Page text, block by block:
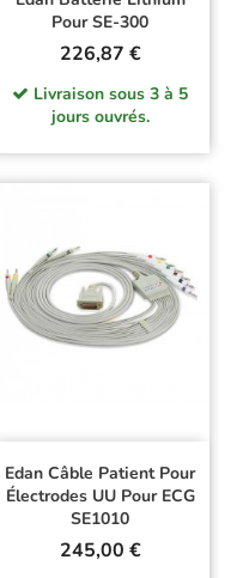
Pour SE-300
Prix
226,87 €
Livraison sous 3 à 5
jours ouvrés.
Edan Câble Patient Pour
Électrodes UU Pour ECG
SE1010
Prix
245,00 €